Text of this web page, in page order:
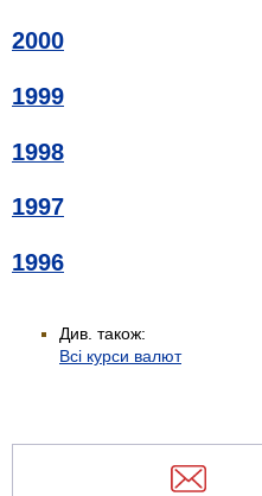
2000
1999
1998
1997
1996
Див. також:
Всі курси валют